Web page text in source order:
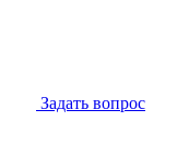
Задать вопрос